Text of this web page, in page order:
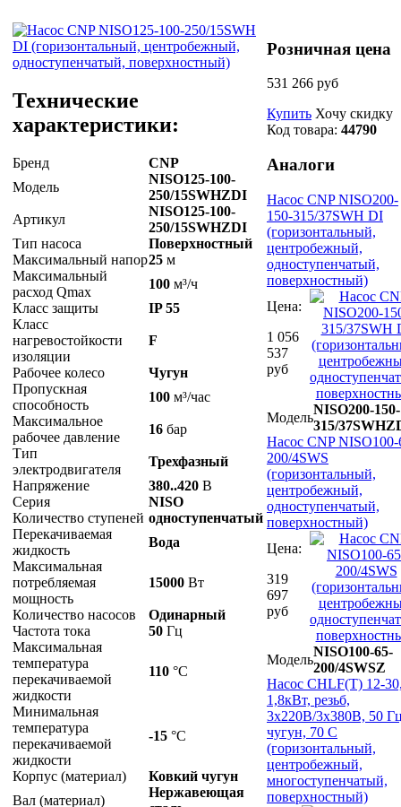
Технические
характеристики:
Бренд
CNP
Модель
NISO125-100-
250/15SWHZDI
Артикул
NISO125-100-
250/15SWHZDI
Тип насоса
Поверхностный
Максимальный напор25 м
Максимальный
расход Qmax
100 м³/ч
Класс защиты
IP 55
Класс
нагревостойкости
изоляции
F
Рабочее колесо
Чугун
Пропускная
способность
100 м³/час
Максимальное
рабочее давление
16 бар
Тип
электродвигателя
Трехфазный
Напряжение
380..420 В
Серия
NISO
Количество ступеней одноступенчатый
Перекачиваемая
жидкость
Вода
Максимальная
потребляемая
мощность
15000 Вт
Количество насосов
Одинарный
Частота тока
50 Гц
Максимальная
температура
перекачиваемой
жидкости
110 °С
Минимальная
температура
перекачиваемой
жидкости
-15 °С
Корпус (материал)
Ковкий чугун
Вал (материал)
Нержавеющая
Розничная цена
531 266 руб
Купить Хочу скидку
Код товара: 44790
Аналоги
Насос CNP NISO200-
150-315/37SWH DI
(горизонтальный,
центробежный,
одноступенчатый,
поверхностный)
Цена:
1 056
537
руб
Модель
NISO200-150-
315/
Насос CNP NISO100-
200/4SWS
(горизонтальный,
центробежный,
одноступенчатый,
поверхностный)
Цена:
319
697
руб
Модель
NISO100-65-
200/4SWSZ
Насос CHLF(Т) 12-
1,8кВт, резьб,
3х220В/3х380В, 50
чугун, 70 С
(горизонтальный,
центробежный,
многоступенчатый,
поверхностный)